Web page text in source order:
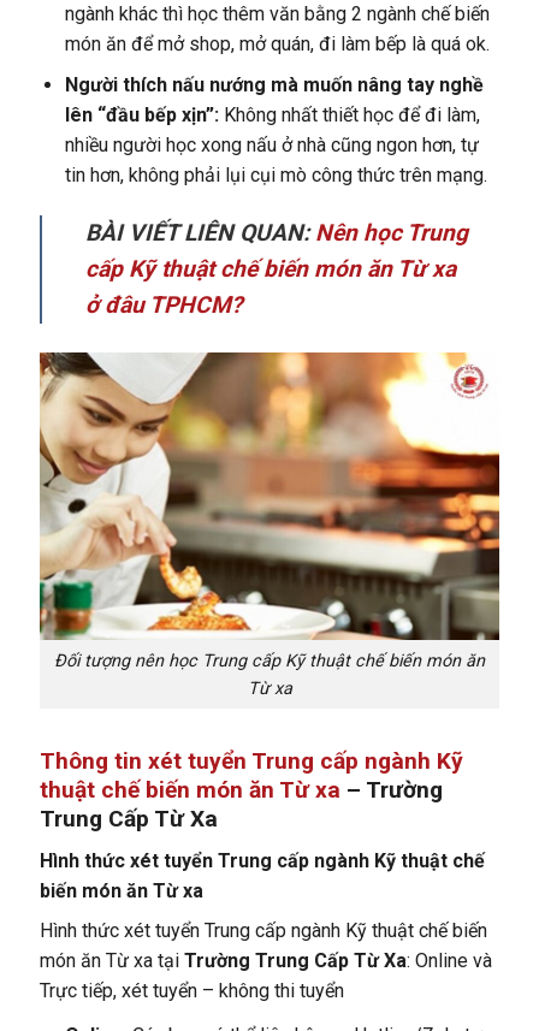
ngành khác thì học thêm văn bằng 2 ngành chế biến
món ăn để mở shop, mở quán, đi làm bếp là quá ok.
Người thích nấu nướng mà muốn nâng tay nghề
lên “đầu bếp xịn”:Không nhất thiết học để đi làm,
nhiều người học xong nấu ở nhà cũng ngon hơn, tự
tin hơn, không phải lụi cụi mò công thức trên mạng.
BÀI VIẾT LIÊN QUAN:Nên học Trung
cấp Kỹ thuật chế biến món ăn Từ xa
ở đâu TPHCM?
Đối tượng nên học Trung cấp Kỹ thuật chế biến món ăn
Từ xa
Thông tin xét tuyển Trung cấp ngành Kỹ
thuật chế biến món ăn Từ xa – Trường
Trung Cấp Từ Xa
Hình thức xét tuyển Trung cấp ngành Kỹ thuật chế
biến món ăn Từ xa
Hình thức xét tuyển Trung cấp ngành Kỹ thuật chế biến
món ăn Từ xa tại Trường Trung Cấp Từ Xa: Online và
Trực tiếp, xét tuyển – không thi tuyển